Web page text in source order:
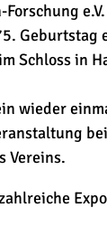
Geburtstag
Schloss in
wieder
Vereins.